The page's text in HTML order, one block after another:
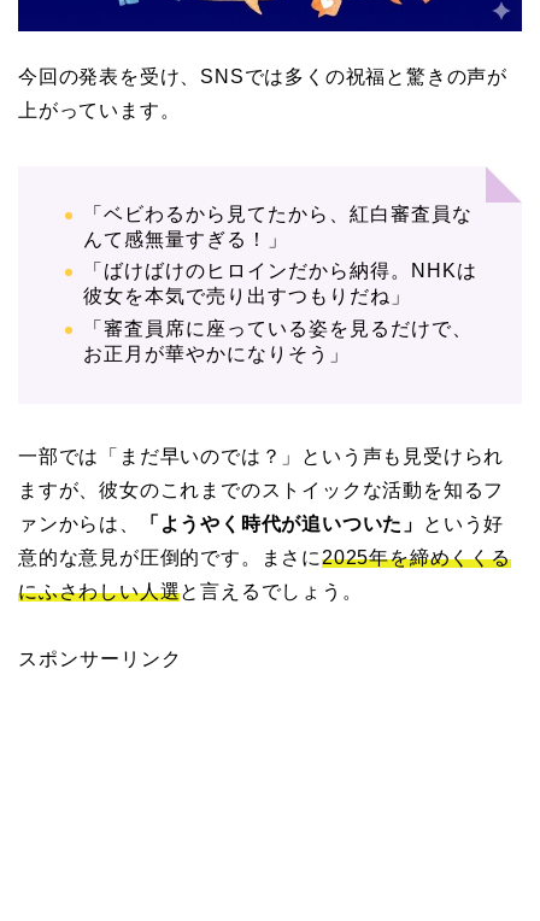
今回の発表を受け、SNSでは多くの祝福と驚きの声が
上がっています。
「ベビわるから見てたから、紅白審査員な
んて感無量すぎる！」
「ばけばけのヒロインだから納得。NHKは
彼女を本気で売り出すつもりだね」
「審査員席に座っている姿を見るだけで、
お正月が華やかになりそう」
一部では「まだ早いのでは？」という声も見受けられ
ますが、彼女のこれまでのストイックな活動を知るフ
ァンからは、
「ようやく時代が追いついた」
という好
意的な意見が圧倒的です。まさに2025年を締めくくる
にふさわしい人選と言えるでしょう。
スポンサーリンク